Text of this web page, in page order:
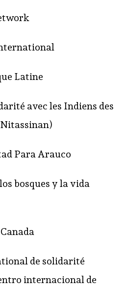
Latine
avec les Indiens des
Para Arauco
bosques y la vida
de solidarité
internacional de